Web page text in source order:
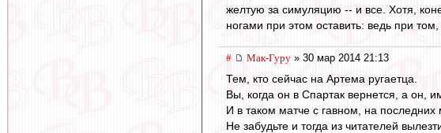
желтую за симуляцию -- и все. Хотя,
ногами при этом оставить: ведь при
# Мак-Гуру » 30 мар 2014 21:13
Тем, кто сейчас на Артема ругаетца.
Вы, когда он в Спартак вернется, а он,
И в таком матче с гавном, на последних
Не забудьте и тогда из читателей